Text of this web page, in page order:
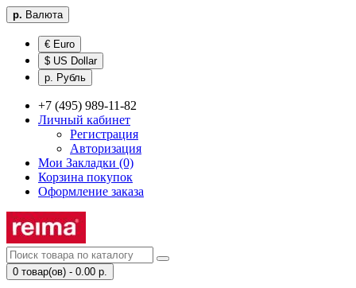
р. Валюта
€ Euro
$ US Dollar
р. Рубль
+7 (495) 989-11-82
Личный кабинет
Регистрация
Авторизация
Мои Закладки (0)
Корзина покупок
Оформление заказа
0 товар(ов) - 0.00 р.